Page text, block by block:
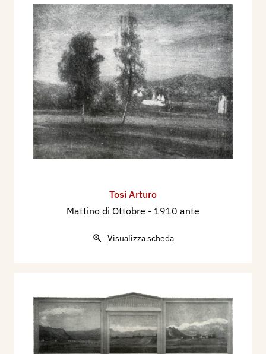
Tosi Arturo
Mattino di Ottobre - 1910 ante
Visualizza scheda